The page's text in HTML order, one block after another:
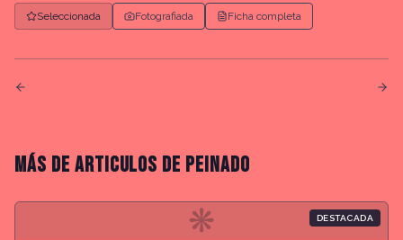
Seleccionada Fotografiada Ficha completa
MÁS DE ARTICULOS DE PEINADO
❋ DESTACADA